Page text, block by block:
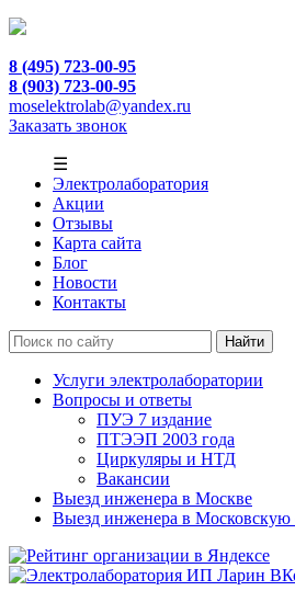
8 (495) 723-00-95
8 (903) 723-00-95
moselektrolab@yandex.ru
Заказать звонок
☰
Электролаборатория
Акции
Отзывы
Карта сайта
Блог
Новости
Контакты
Услуги электролаборатории
Вопросы и ответы
ПУЭ 7 издание
ПТЭЭП 2003 года
Циркуляры и НТД
Вакансии
Выезд инженера в Москве
Выезд инженера в Московскую